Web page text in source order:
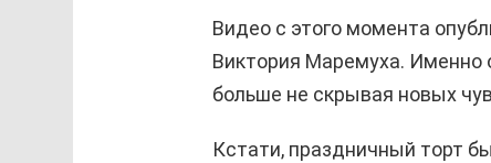
Видео с этого момента
Виктория Маремуха. Именно
больше не скрывая новых
Кстати, праздничный торт